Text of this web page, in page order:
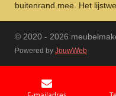
buitenrand mee. Het
© 2020 - 2026
Powered by JouwWeb